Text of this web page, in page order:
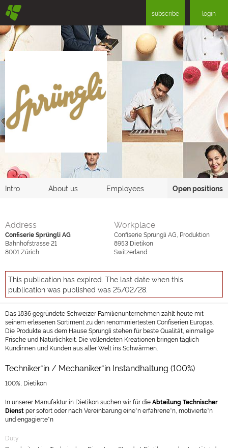
§ subscribe login
Intro About us Employees Open positions
Address
Confiserie Sprüngli AG
Bahnhofstrasse 21
8001 Zürich
Workplace
Confiserie Sprüngli AG, Produktion
8953 Dietikon
Switzerland
This publication has expired. The last date when this
publication was published was 25/02/28.
Das 1836 gegründete Schweizer Familienunternehmen zählt heute mit
seinem erlesenen Sortiment zu den renommiertesten Confiserien Europas.
Die Produkte aus dem Hause Sprüngli stehen für beste Qualität, einmalige
Frische und Natürlichkeit. Die vollendeten Kreationen bringen täglich
Kundinnen und Kunden aus aller Welt ins Schwärmen.
Techniker*in / Mechaniker*in Instandhaltung (100%)
100%, Dietikon
In unserer Manufaktur in Dietikon suchen wir für dieAbteilung Technischer
Dienstper sofort oder nach Vereinbarung eine*n erfahrene*n, motivierte*n
und engagierte*n
Duty